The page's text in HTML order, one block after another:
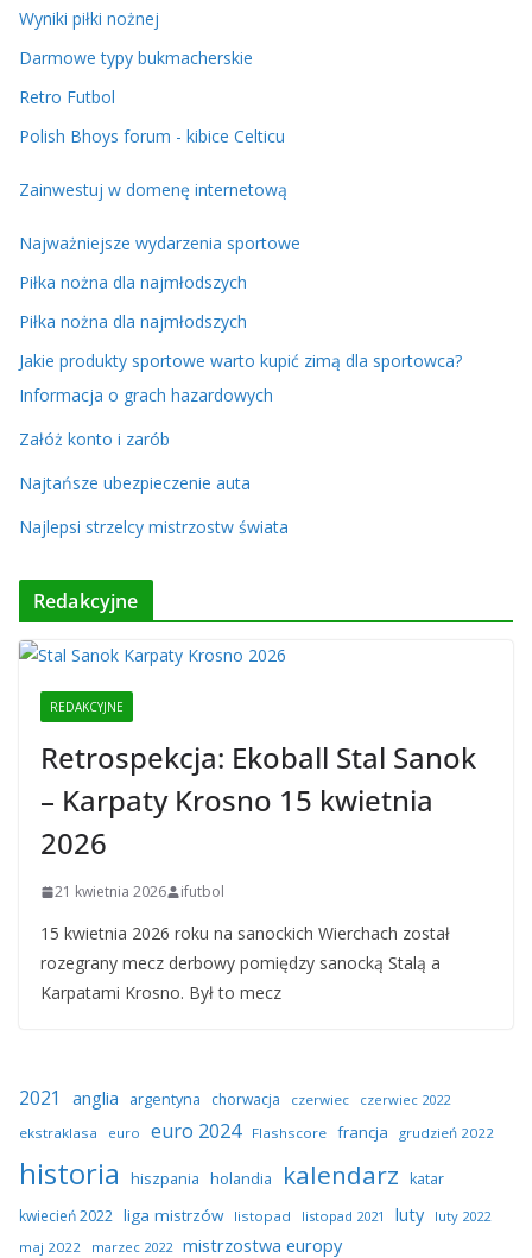
Wyniki piłki nożnej
Darmowe typy bukmacherskie
Retro Futbol
Polish Bhoys forum - kibice Celticu
Zainwestuj w domenę internetową
Najważniejsze wydarzenia sportowe
Piłka nożna dla najmłodszych
Piłka nożna dla najmłodszych
Jakie produkty sportowe warto kupić zimą dla sportowca?
Informacja o grach hazardowych
Załóż konto i zarób
Najtańsze ubezpieczenie auta
Najlepsi strzelcy mistrzostw świata
Redakcyjne
REDAKCYJNE
Retrospekcja: Ekoball Stal Sanok
– Karpaty Krosno 15 kwietnia
2026
21 kwietnia 2026 ifutbol
15 kwietnia 2026 roku na sanockich Wierchach został
rozegrany mecz derbowy pomiędzy sanocką Stalą a
Karpatami Krosno. Był to mecz
2021 anglia argentyna chorwacja czerwiec
czerwiec 2022
ekstraklasa
euro euro 2024 Flashscore francja grudzień 2022
historia hiszpania holandia kalendarz katar
kwiecień 2022 liga mistrzów listopad listopad 2021 luty
luty 2022
maj 2022
marzec 2022 mistrzostwa europy